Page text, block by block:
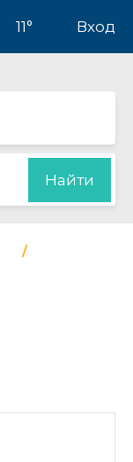
11° Вход
Найти